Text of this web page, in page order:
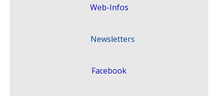
Web-Infos
Newsletters
Dernière Issue
Facebook